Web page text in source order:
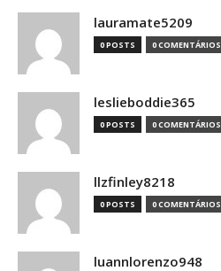
lauramate5209
0 POSTS 0 COMENTÁRIOS
leslieboddie365
0 POSTS 0 COMENTÁRIOS
llzfinley8218
0 POSTS 0 COMENTÁRIOS
luannlorenzo948